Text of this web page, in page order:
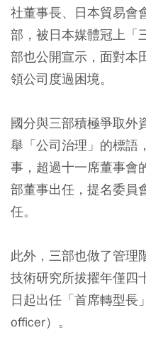
社董事長、日本貿易會
部，被日本媒體冠上「
部也公開宣示，面對本
領公司度過困境。
國分與三部積極爭取外
舉「公司治理」的標語
事，超過十一席董事會
部董事出任，提名委員
任。
此外，三部也做了管理
技術研究所拔擢年僅四
日起出任「首席轉型長
officer）。